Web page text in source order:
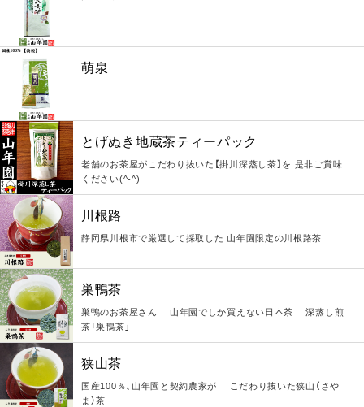
萌泉
とげぬき地蔵茶ティーパック
老舗のお茶屋がこだわり抜いた【掛川深蒸し茶】を 是非ご賞味
ください(^-^)
川根路
静岡県川根市で厳選して採取した 山年園限定の川根路茶
巣鴨茶
巣鴨のお茶屋さん 山年園でしか買えない日本茶 深蒸し煎
茶「巣鴨茶」
狭山茶
国産100％、山年園と契約農家が こだわり抜いた狭山（さや
ま）茶